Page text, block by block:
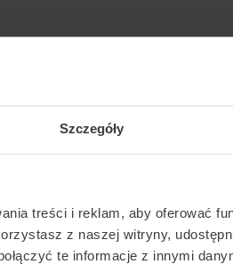
Szczegóły
treści i reklam, aby oferować
z naszej witryny,
te informacje z innymi
Categoria Dynamic 2way